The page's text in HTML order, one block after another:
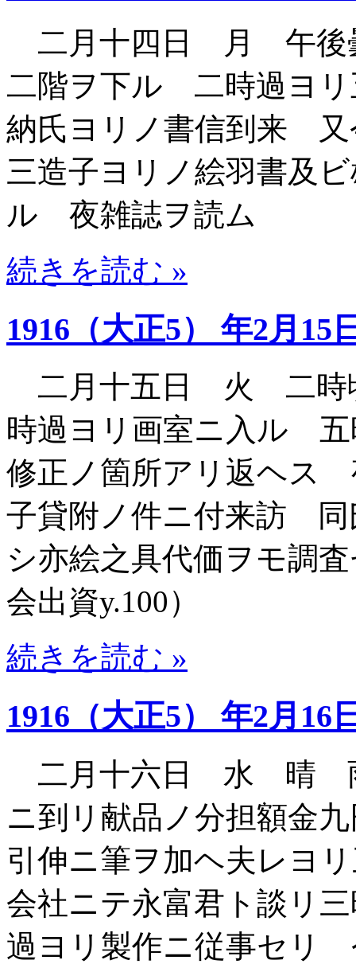
二月十四日 月 午後
二階ヲ下ル 二時過ヨ
納氏ヨリノ書信到来 又
三造子ヨリノ絵羽書及
ル 夜雑誌ヲ読ム
続きを読む »
1916（大正5） 年2月15
二月十五日 火 二時
時過ヨリ画室ニ入ル
修正ノ箇所アリ返ヘス
子貸附ノ件ニ付来訪 同
シ亦絵之具代価ヲモ調
会出資y.100）
続きを読む »
1916（大正5） 年2月16
二月十六日 水 晴
ニ到リ献品ノ分担額金
引伸ニ筆ヲ加ヘ夫レヨ
会社ニテ永富君ト談リ
過ヨリ製作ニ従事セリ